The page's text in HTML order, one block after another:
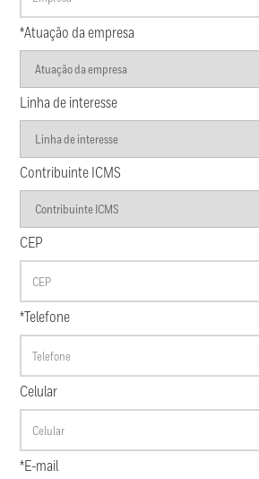
*Atuação da empresa
Linha de interesse
Contribuinte ICMS
CEP
*Telefone
Celular
*E-mail